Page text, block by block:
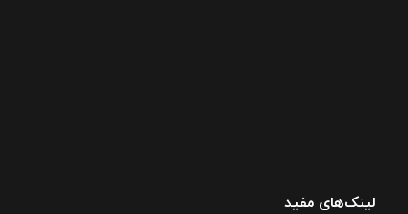
لینک‌های مفید